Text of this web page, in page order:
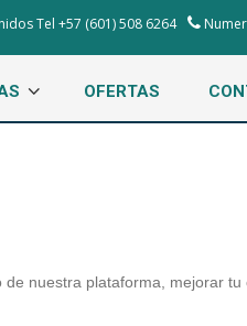
Tel +57 (601) 508 6264
OFERTAS
nuestra plataforma, mejorar tu